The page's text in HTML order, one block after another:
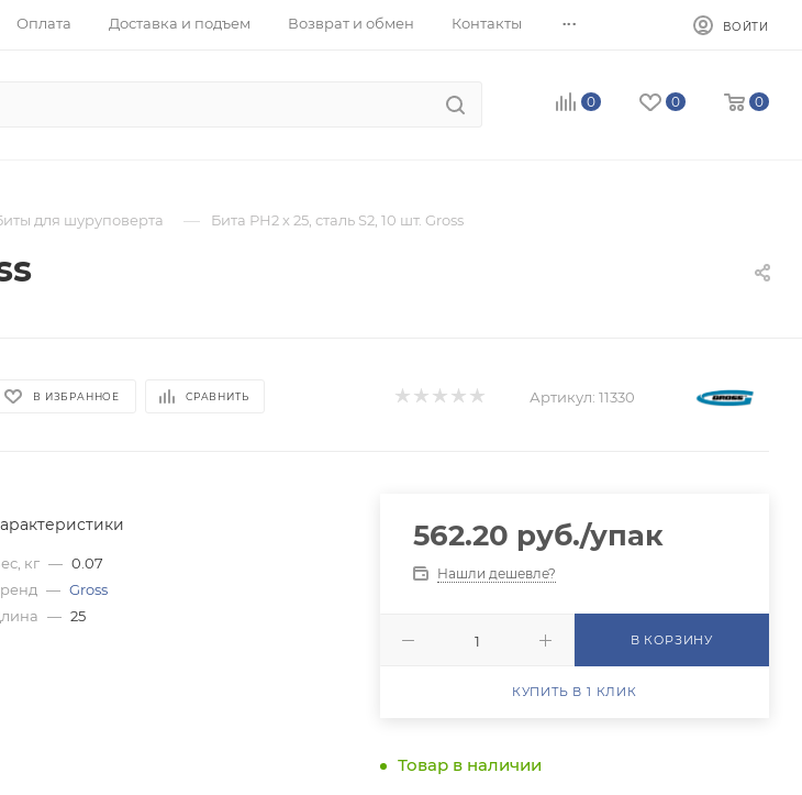
Оплата Доставка и подъем Возврат и обмен Контакты ... ВОЙТИ
0 0 0
для шуруповерта — Бита РН2 х 25, сталь S2, 10 шт. Gross
В ИЗБРАННОЕ СРАВНИТЬ Артикул: 11330
кг — 0.07
— Gross
— 25
562.20 руб./упак
Нашли дешевле?
В КОРЗИНУ
КУПИТЬ В 1 КЛИК
Товар в наличии